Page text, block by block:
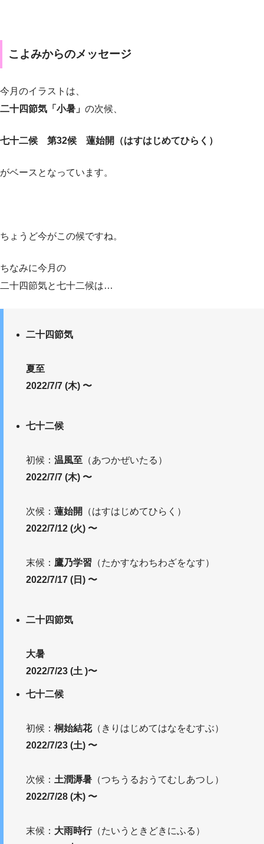
こよみからのメッセージ
今月のイラストは、
二十四節気「小暑」 の次候、
七十二候 第32候 蓮始開（はすはじめてひらく）
がベースとなっています。
ちょうど今がこの候ですね。
ちなみに今月の
二十四節気と七十二候は…
二十四節気
夏至
2022/7/7 (木) 〜
七十二候
初候：温風至 （あつかぜいたる）
2022/7/7 (木) 〜
次候：蓮始開
（はすはじめてひらく）
2022/7/12 (火) 〜
末候： 鷹乃学習 （たかすなわちわざをなす）
2022/7/17 (日) 〜
二十四節気
大暑
2022/7/23 (土 )〜
七十二候
初候：桐始結花（きりはじめてはなをむすぶ）
2022/7/23 (土) 〜
次候： 土潤溽暑 （つちうるおうてむしあつし）
2022/7/28 (木) 〜
末候： 大雨時行（たいうときどきにふる）